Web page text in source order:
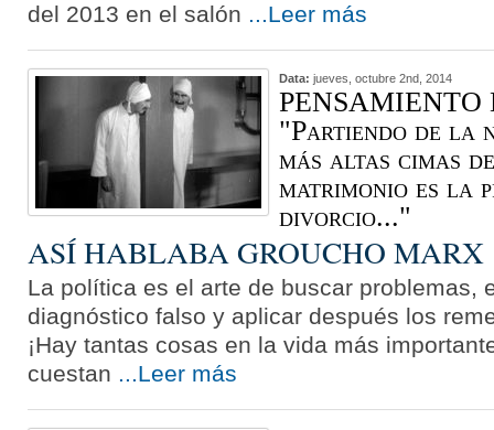
del 2013 en el salón ...Leer más
Data: jueves, octubre 2nd, 2014
PENSAMIENTO
"Partiendo de la
más altas cimas
matrimonio es la
divorcio..."
ASÍ HABLABA GROUCHO MARX
La política es el arte de buscar problemas,
diagnóstico falso y aplicar después los
¡Hay tantas cosas en la vida más
cuestan ...Leer más